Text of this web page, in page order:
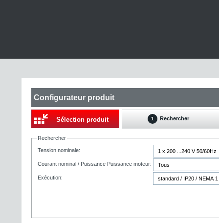
Configurateur produit
Sélection produit 1 Rechercher
Rechercher
Tension nominale:
Courant nominal / Puissance Puissance moteur:
Exécution: